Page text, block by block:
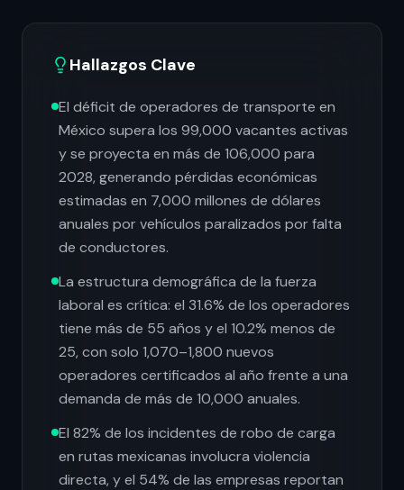
Hallazgos Clave
El déficit de operadores de transporte en
México supera los 99,000 vacantes activas
y se proyecta en más de 106,000 para
2028, generando pérdidas económicas
estimadas en 7,000 millones de dólares
anuales por vehículos paralizados por falta
de conductores.
La estructura demográfica de la fuerza
laboral es crítica: el 31.6% de los operadores
tiene más de 55 años y el 10.2% menos de
25, con solo 1,070–1,800 nuevos
operadores certificados al año frente a una
demanda de más de 10,000 anuales.
El 82% de los incidentes de robo de carga
en rutas mexicanas involucra violencia
directa, y el 54% de las empresas reportan